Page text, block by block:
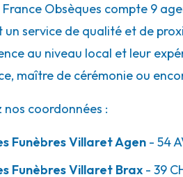
- Lafrançaise
05 82 73 08 51
France Obsèques compte 9
service de qualité et de
au niveau local et leur
maître de cérémonie ou
nos coordonnées :
Funèbres Villaret Agen - 54
Funèbres Villaret Brax - 39